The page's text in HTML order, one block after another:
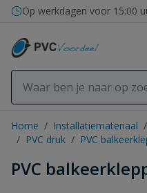
Ga naar de inhoud
Bezorging in binnen- en
Home / Installatiemateriaal /
/ PVC druk / PVC
PVC